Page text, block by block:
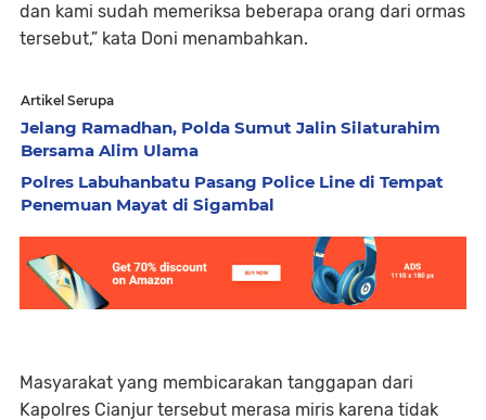
dan kami sudah memeriksa beberapa orang dari ormas
tersebut,” kata Doni menambahkan.
Artikel Serupa
Jelang Ramadhan, Polda Sumut Jalin Silaturahim
Bersama Alim Ulama
Polres Labuhanbatu Pasang Police Line di Tempat
Penemuan Mayat di Sigambal
Masyarakat yang membicarakan tanggapan dari
Kapolres Cianjur tersebut merasa miris karena tidak